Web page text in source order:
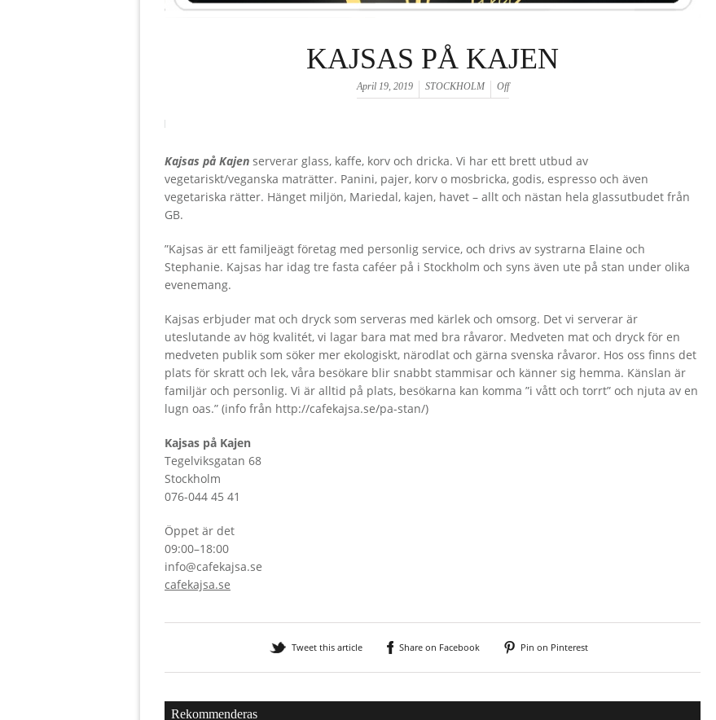
KAJSAS PÅ KAJEN
April 19, 2019 STOCKHOLM Off
Kajsas på Kajen serverar glass, kaffe, korv och dricka. Vi har ett brett utbud av
vegetariskt/veganska maträtter. Panini, pajer, korv o mosbricka, godis, espresso och även
vegetariska rätter. Hänget miljön, Mariedal, kajen, havet – allt och nästan hela glassutbudet från
GB.
”Kajsas är ett familjeägt företag med personlig service, och drivs av systrarna Elaine och
Stephanie. Kajsas har idag tre fasta caféer på i Stockholm och syns även ute på stan under olika
evenemang.
Kajsas erbjuder mat och dryck som serveras med kärlek och omsorg. Det vi serverar är
uteslutande av hög kvalitét, vi lagar bara mat med bra råvaror. Medveten mat och dryck för en
medveten publik som söker mer ekologiskt, närodlat och gärna svenska råvaror. Hos oss finns det
plats för skratt och lek, våra besökare blir snabbt stammisar och känner sig hemma. Känslan är
familjär och personlig. Vi är alltid på plats, besökarna kan komma ”i vått och torrt” och njuta av en
lugn oas.” (info från http://cafekajsa.se/pa-stan/)
Kajsas på Kajen
Tegelviksgatan 68
Stockholm
076-044 45 41
Öppet är det
09:00–18:00
info@cafekajsa.se
cafekajsa.se
Tweet this article Share on Facebook Pin on Pinterest
Rekommenderas